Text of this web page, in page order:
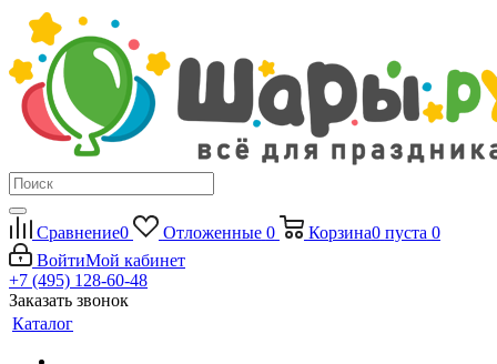
Сравнение0 Отложенные 0 Корзина0 пуста 0
ВойтиМой кабинет
+7 (495) 128-60-48
Заказать звонок
Каталог